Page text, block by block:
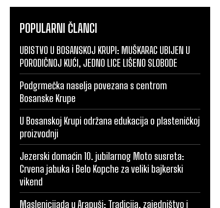
POPULARNI ČLANCI
UBISTVO U BOSANSKOJ KRUPI: MUŠKARAC UBIJEN U
PORODIČNOJ KUĆI, JEDNO LICE LIŠENO SLOBODE
Podgrmečka naselja povezana s centrom
Bosanske Krupe
U Bosanskoj Krupi održana edukacija o plasteničkoj
proizvodnji
Jezerski domaćin 10. jubilarnog Moto susreta:
Crvena jabuka i Belo Kopche za veliki bajkerski
vikend
Maslenicijada u Arapuši: Tradicija, zajedništvo i